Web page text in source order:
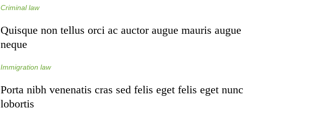
Criminal law
Quisque non tellus orci ac auctor augue mauris augue
neque
Immigration law
Porta nibh venenatis cras sed felis eget felis eget nunc
lobortis